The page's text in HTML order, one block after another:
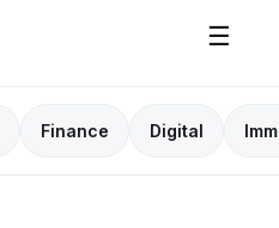
☰
Finance Digital